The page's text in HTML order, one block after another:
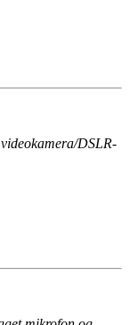
DSLR-